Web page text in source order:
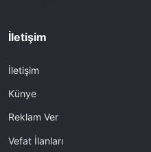
İletişim
İletişim
Künye
Reklam Ver
Vefat İlanları